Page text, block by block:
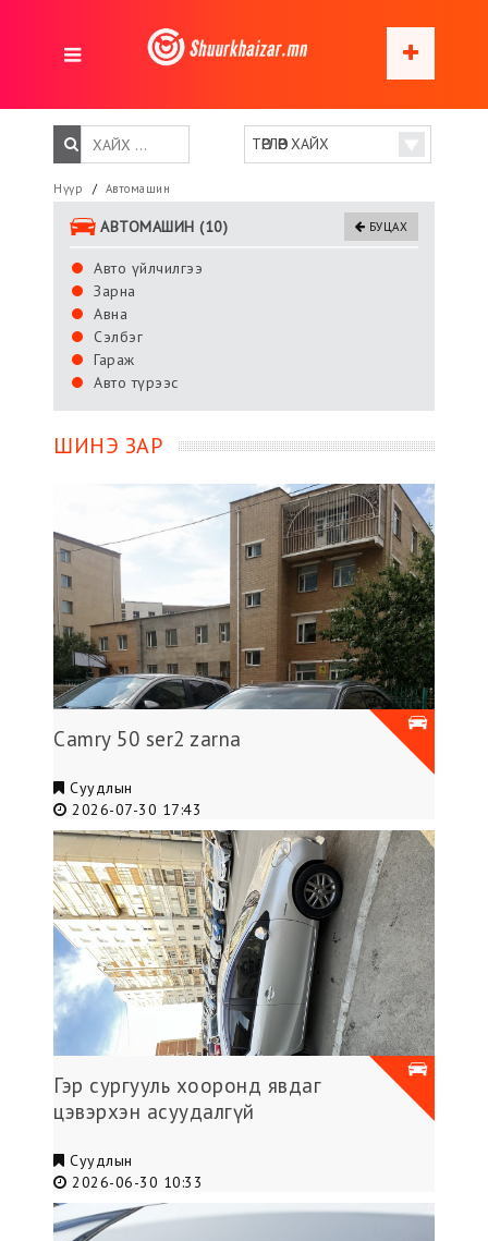
Нүүр Автомашин
АВТОМАШИН (10) БУЦАХ
Авто үйлчилгээ
Зарна
Авна
Сэлбэг
Гараж
Авто түрээс
ШИНЭ ЗАР
Camry 50 ser2 zarna
Суудлын
2026-07-30 17:43
Гэр сургууль хооронд явдаг
цэвэрхэн асуудалгүй
Суудлын
2026-06-30 10:33